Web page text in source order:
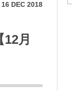
16 DEC 2018
月